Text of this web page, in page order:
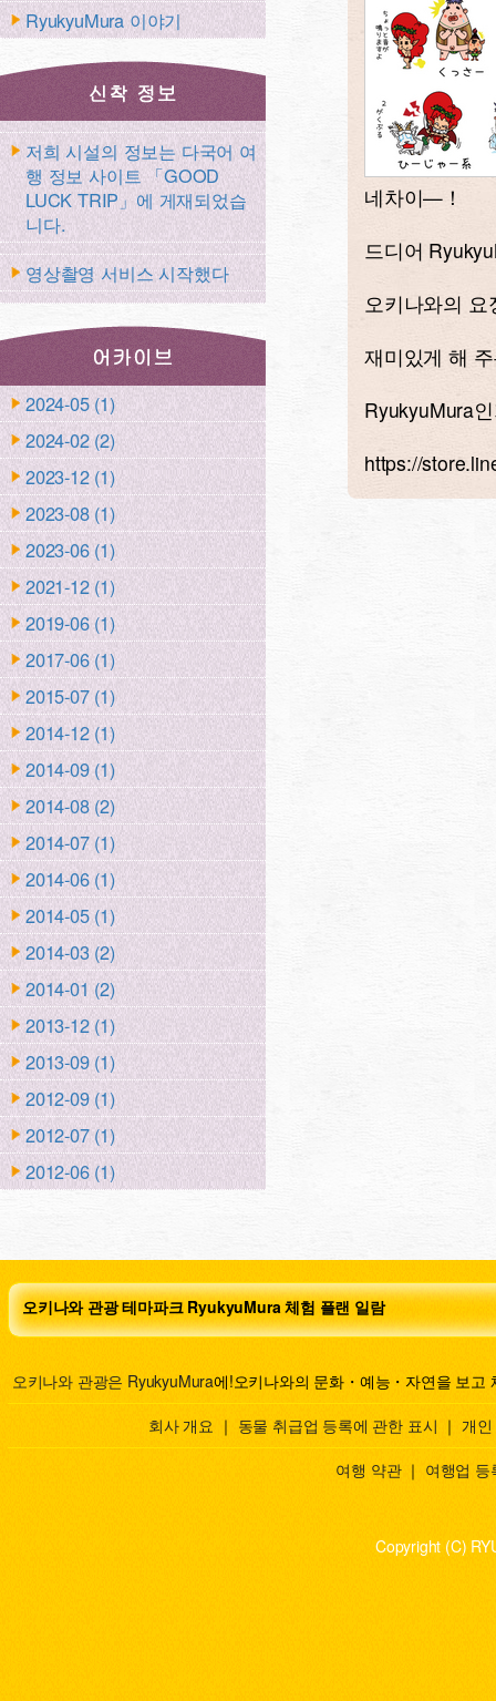
RyukyuMura 이야기
저희 시설의 정보는 다국어 여
행 정보 사이트 「GOOD
LUCK TRIP」에 게재되었습
니다.
영상촬영 서비스 시작했다
2024-05 (1)
2024-02 (2)
2023-12 (1)
2023-08 (1)
2023-06 (1)
2021-12 (1)
2019-06 (1)
2017-06 (1)
2015-07 (1)
2014-12 (1)
2014-09 (1)
2014-08 (2)
2014-07 (1)
2014-06 (1)
2014-05 (1)
2014-03 (2)
2014-01 (2)
2013-12 (1)
2013-09 (1)
2012-09 (1)
2012-07 (1)
2012-06 (1)
네차이—！
드디어
오키나와의
재미있게 해
RyukyuMura
https://
오키나와 관광 테마파크 RyukyuMura 체험 플랜 일람
오키나와 관광은 RyukyuMura에!오키나와의 문화・예능・자연을 보고
회사 개요 ｜ 동물 취급업 등록에 관한 표시 ｜ 개
여행 약관 ｜ 여행업 등
Copyright (C)